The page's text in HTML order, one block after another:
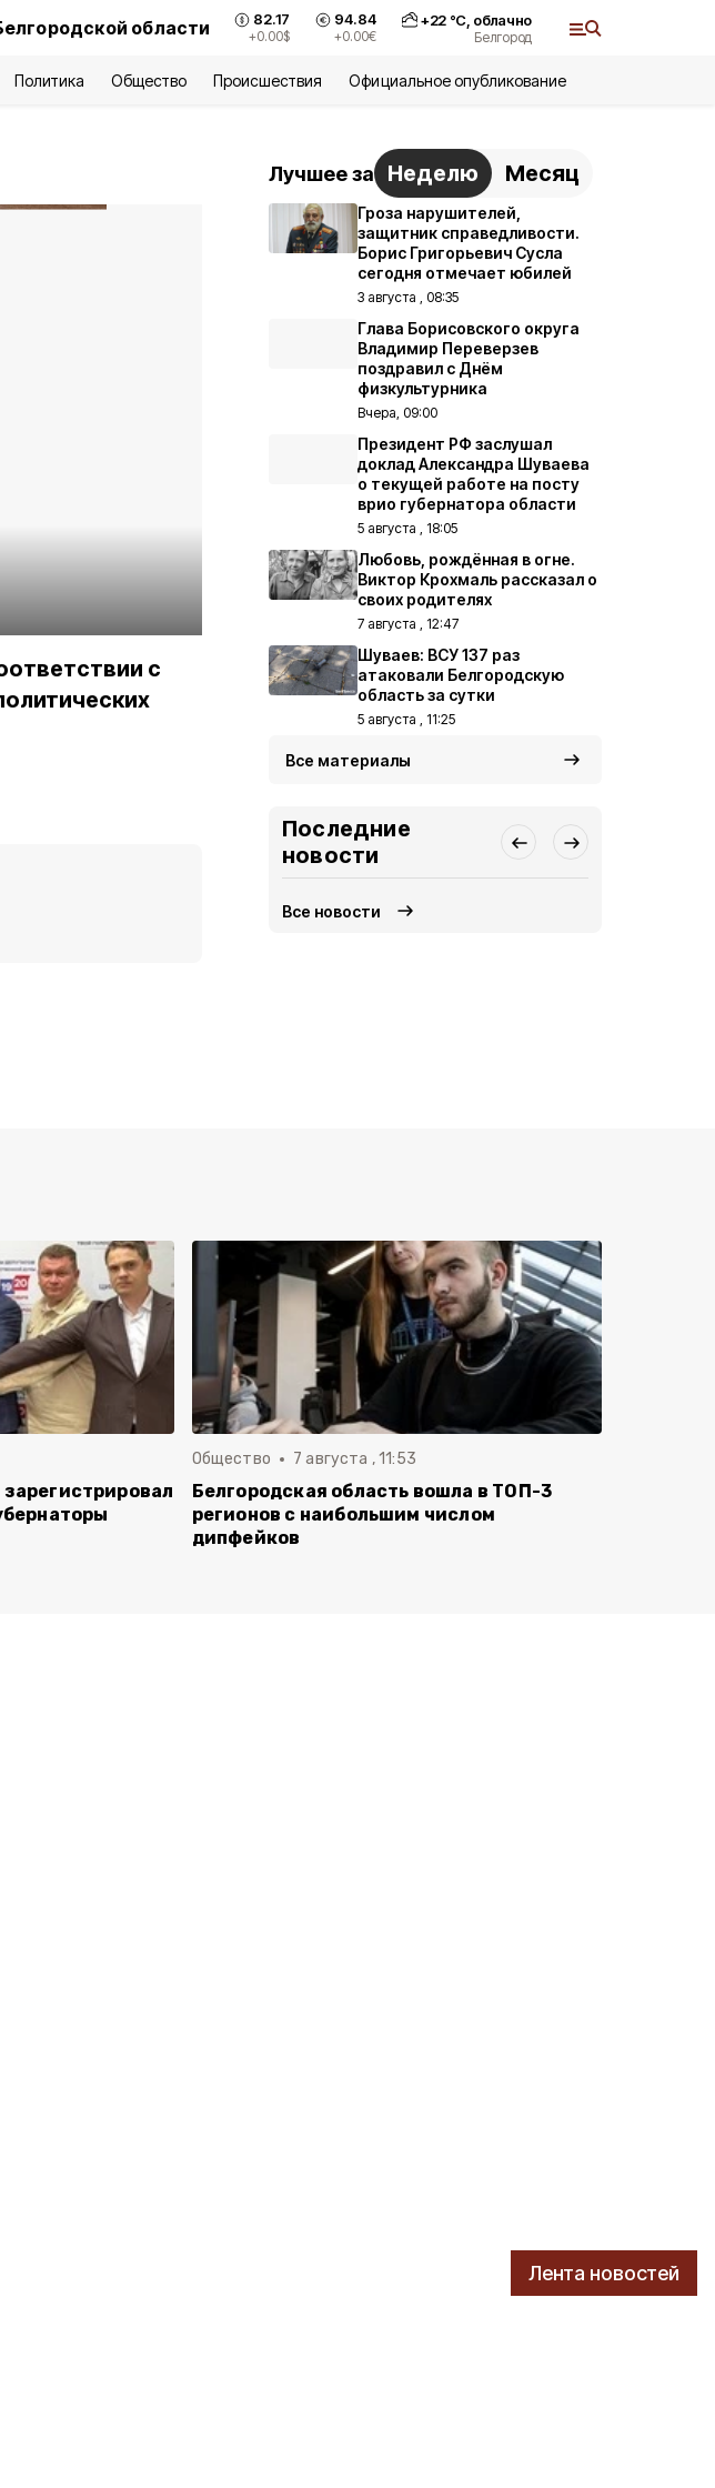
области 82.17
+0.00$
94.84
+0.00€
+22°С, облачно
Белгород
Политика Общество Происшествия Официальное опубликование
Лента новостей
с
Лучшее за Неделю Месяц
Гроза нарушителей,
защитник справедливости.
Борис Григорьевич Сусла
сегодня отмечает юбилей
3 августа , 08:35
Глава Борисовского округа
Владимир Переверзев
поздравил с Днём
физкультурника
Вчера, 09:00
Президент РФ заслушал
доклад Александра Шуваева
о текущей работе на посту
врио губернатора области
5 августа , 18:05
Любовь, рождённая в огне.
Виктор Крохмаль рассказал о
своих родителях
7 августа , 12:47
Шуваев: ВСУ 137 раз
атаковали Белгородскую
область за сутки
5 августа , 11:25
Все материалы
Последние
новости
Все новости
Общество 7 августа , 11:53
Белгородская область вошла в ТОП-3
регионов с наибольшим числом
дипфейков